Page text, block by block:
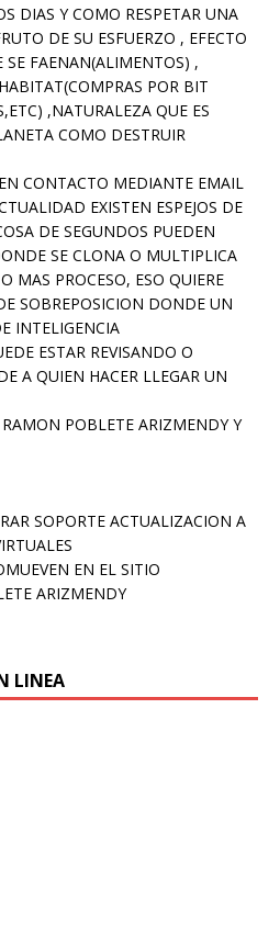
DIAS Y COMO RESPETAR UNA
DE SU ESFUERZO , EFECTO
SE FAENAN(ALIMENTOS) ,
POR BIT
,NATURALEZA QUE ES
COMO DESTRUIR
CONTACTO MEDIANTE EMAIL
EXISTEN ESPEJOS DE
DE SEGUNDOS PUEDEN
SE CLONA O MULTIPLICA
MAS PROCESO, ESO QUIERE
SOBREPOSICION DONDE UN
INTELIGENCIA
ESTAR REVISANDO O
A QUIEN HACER LLEGAR UN
POBLETE ARIZMENDY Y
SOPORTE ACTUALIZACION A
EN EL SITIO
ARIZMENDY
LINEA